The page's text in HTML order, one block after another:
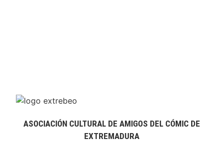
ASOCIACIÓN CULTURAL DE AMIGOS DEL CÓMIC DE
EXTREMADURA